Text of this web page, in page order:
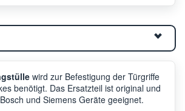
wird zur Befestigung der Türgriffe
benötigt. Das Ersatzteil ist original und
und Siemens Geräte geeignet.